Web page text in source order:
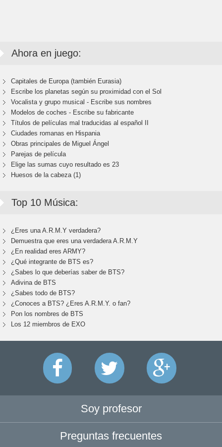
Ahora en juego:
Capitales de Europa (también Eurasia)
Escribe los planetas según su proximidad con el Sol
Vocalista y grupo musical - Escribe sus nombres
Modelos de coches - Escribe su fabricante
Títulos de películas mal traducidas al español II
Ciudades romanas en Hispania
Obras principales de Miguel Ángel
Parejas de película
Elige las sumas cuyo resultado es 23
Huesos de la cabeza (1)
Top 10 Música:
¿Eres una A.R.M.Y verdadera?
Demuestra que eres una verdadera A.R.M.Y
¿En realidad eres ARMY?
¿Qué integrante de BTS es?
¿Sabes lo que deberías saber de BTS?
Adivina de BTS
¿Sabes todo de BTS?
¿Conoces a BTS? ¿Eres A.R.M.Y. o fan?
Pon los nombres de BTS
Los 12 miembros de EXO
Soy profesor
Preguntas frecuentes